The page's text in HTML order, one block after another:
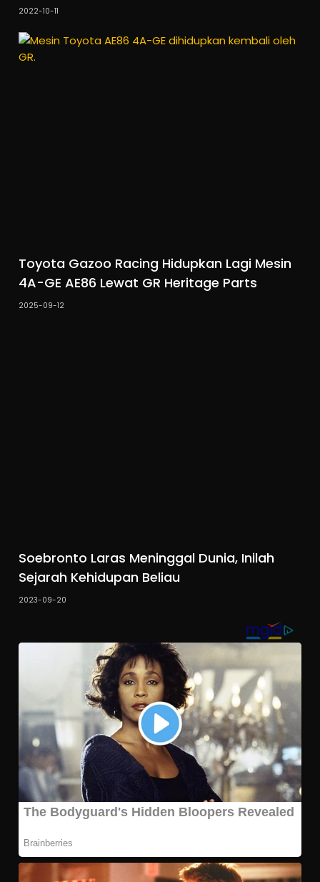
2022-10-11
Toyota Gazoo Racing Hidupkan Lagi Mesin
4A-GE AE86 Lewat GR Heritage Parts
2025-09-12
Soebronto Laras Meninggal Dunia, Inilah
Sejarah Kehidupan Beliau
2023-09-20